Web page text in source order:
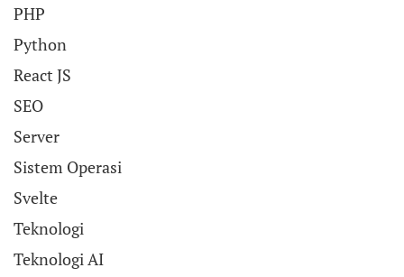
PHP
Python
React JS
SEO
Server
Sistem Operasi
Svelte
Teknologi
Teknologi AI